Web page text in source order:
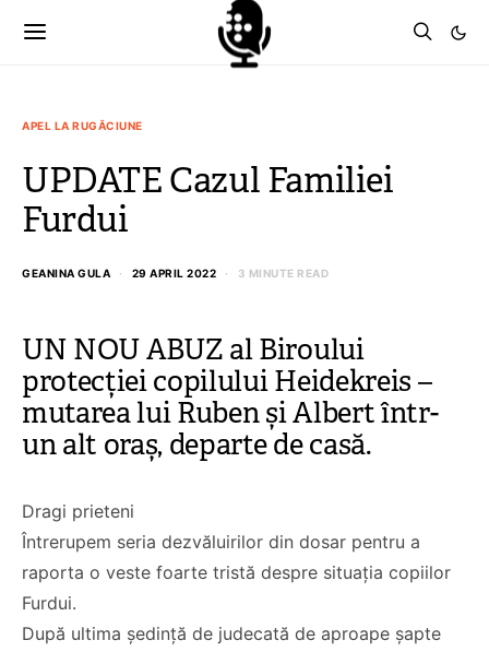
APEL LA RUGĂCIUNE
UPDATE Cazul Familiei
Furdui
GEANINA GULA 29 APRIL 2022 3 MINUTE READ
UN NOU ABUZ al Biroului
protecției copilului Heidekreis –
mutarea lui Ruben și Albert într-
un alt oraș, departe de casă.
Dragi prieteni
Întrerupem seria dezvăluirilor din dosar pentru a
raporta o veste foarte tristă despre situația copiilor
Furdui.
După ultima ședință de judecată de aproape șapte